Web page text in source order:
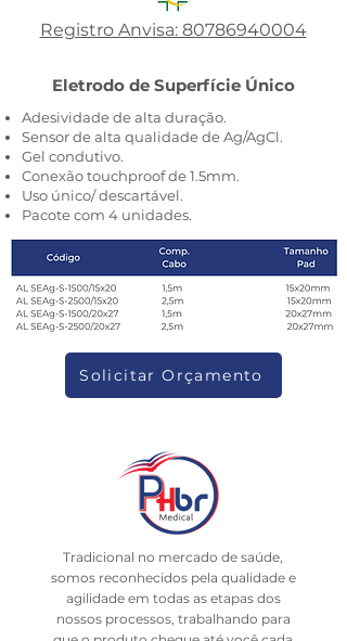
Registro Anvisa: 80786940004
Eletrodo de Superfície Único
Adesividade de alta duração.
Sensor de alta qualidade de Ag/AgCl.
Gel condutivo.
Conexão touchproof de 1.5mm.
Uso único/ descartável.
Pacote com 4 unidades.
Solicitar Orçamento
Tradicional no mercado de saúde,
somos reconhecidos pela qualidade e
agilidade em todas as etapas dos
nossos processos, trabalhando para